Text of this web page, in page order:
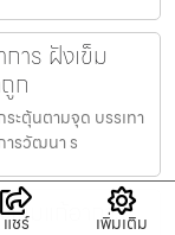
าร ฝังเข็ม
ก
ะตุ้นตามจุด บรรเทา
ารวัฒนา ร
ข็มแก้อาการ
แชร์ เพิ่มเติม